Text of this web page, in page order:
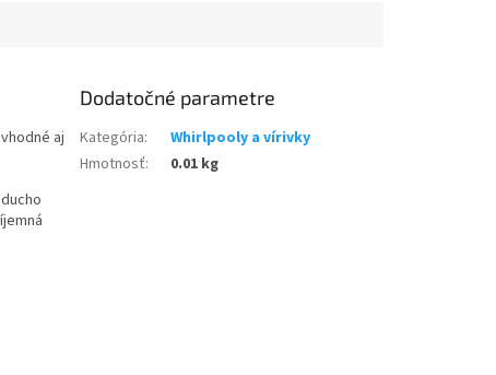
aj
Dodatočné parametre
Kategória:
Whirlpooly a vírivky
Hmotnosť: 0.01 kg